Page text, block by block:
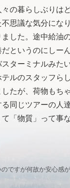
の暮らしぶりは
思議な気分になり
した。途中給油
というのにしー
ターミナルみた
ルのスタッフらし
たが、荷物もちゃ
同じツアーの人
「物質」って事
ですが何故か安心感が